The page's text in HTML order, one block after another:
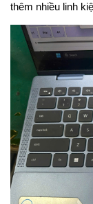
thêm nhiều linh